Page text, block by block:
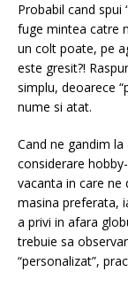
Probabil cand spui
fuge mintea catre
un colt poate, pe
este gresit?!
simplu, deoarece
nume si atat.
Cand ne gandim
considerare
vacanta in care
masina preferata,
a privi in afara
trebuie sa
“personalizat”,